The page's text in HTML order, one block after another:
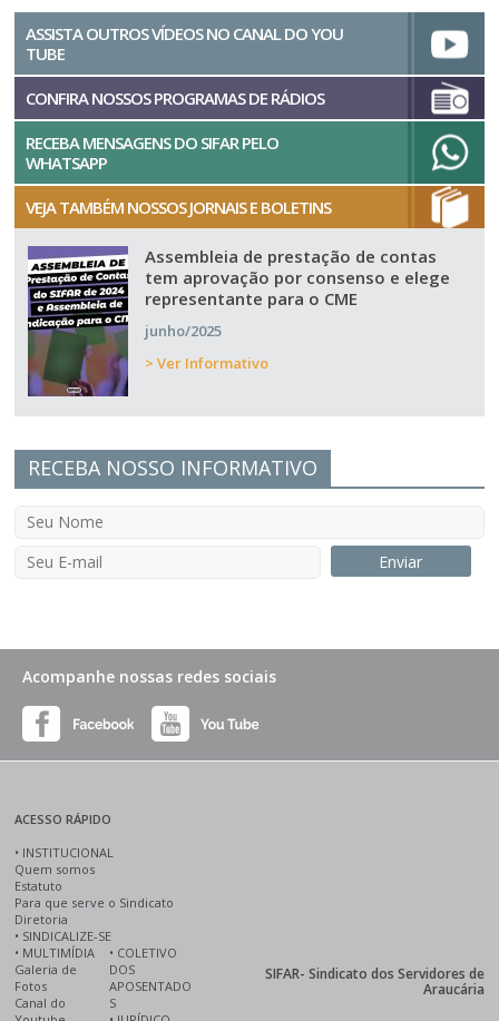
ASSISTA OUTROS VÍDEOS NO CANAL DO YOU
TUBE
CONFIRA NOSSOS PROGRAMAS DE RÁDIOS
RECEBA MENSAGENS DO SIFAR PELO
WHATSAPP
VEJA TAMBÉM NOSSOS JORNAIS E BOLETINS
Assembleia de prestação de contas
tem aprovação por consenso e elege
representante para o CME
junho/2025
> Ver Informativo
RECEBA NOSSO INFORMATIVO
Acompanhe nossas redes sociais
ACESSO RÁPIDO
• INSTITUCIONAL
Quem somos
Estatuto
Para que serve o Sindicato
Diretoria
• SINDICALIZE-SE
• MULTIMÍDIA
Galeria de
Fotos
Canal do
• COLETIVO
DOS
APOSENTADO
S
SIFAR- Sindicato dos Servidores de
Araucária